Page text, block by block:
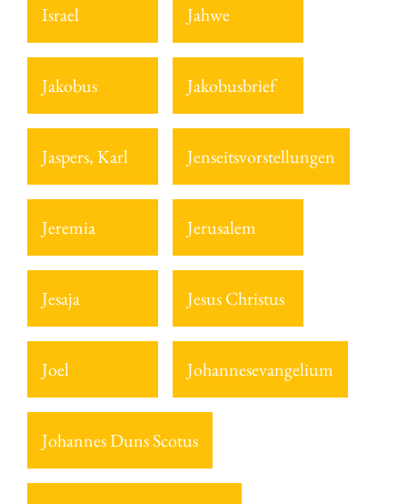
Israel Jahwe
Jakobus Jakobusbrief
Jaspers, Karl Jenseitsvorstellungen
Jeremia Jerusalem
Jesaja Jesus Christus
Joel Johannesevangelium
Johannes Duns Scotus